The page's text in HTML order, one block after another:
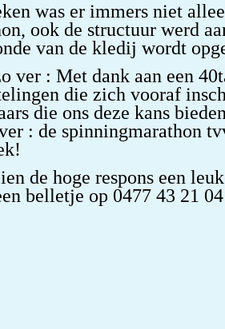
was er immers niet
ook de structuur werd
van de kledij wordt
ver : Met dank aan een
die zich vooraf
die ons deze kans
: de spinningmarathon
de hoge respons een
belletje op 0477 43 21